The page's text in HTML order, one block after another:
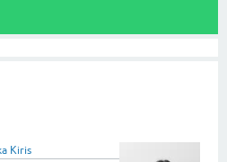
Kiris